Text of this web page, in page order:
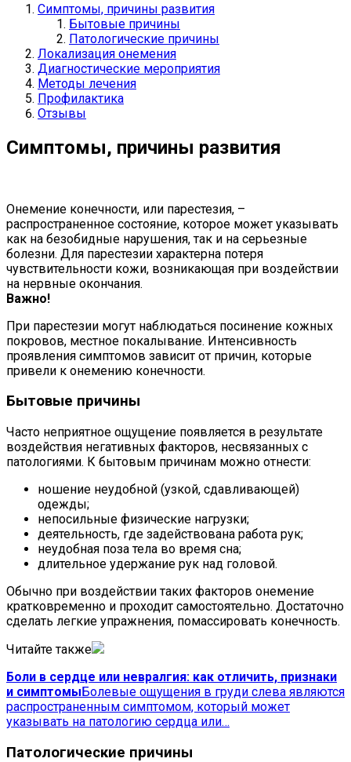
Симптомы, причины развития
Бытовые причины
Патологические причины
Локализация онемения
Диагностические мероприятия
Методы лечения
Профилактика
Отзывы
Симптомы, причины развития
Онемение конечности, или парестезия, –
распространенное состояние, которое может указывать
как на безобидные нарушения, так и на серьезные
болезни. Для парестезии характерна потеря
чувствительности кожи, возникающая при воздействии
на нервные окончания.
Важно!
При парестезии могут наблюдаться посинение кожных
покровов, местное покалывание. Интенсивность
проявления симптомов зависит от причин, которые
привели к онемению конечности.
Бытовые причины
Часто неприятное ощущение появляется в результате
воздействия негативных факторов, несвязанных с
патологиями. К бытовым причинам можно отнести:
ношение неудобной (узкой, сдавливающей)
одежды;
непосильные физические нагрузки;
деятельность, где задействована работа рук;
неудобная поза тела во время сна;
длительное удержание рук над головой.
Обычно при воздействии таких факторов онемение
кратковременно и проходит самостоятельно. Достаточно
сделать легкие упражнения, помассировать конечность.
Читайте также
Боли в сердце или невралгия: как отличить, признаки
и симптомыБолевые ощущения в груди слева являются
распространенным симптомом, который может
указывать на патологию сердца или…
Патологические причины